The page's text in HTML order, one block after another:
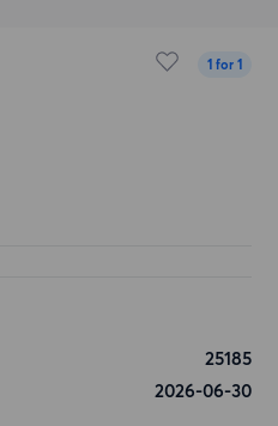
1 for 1
25185
2026-06-30